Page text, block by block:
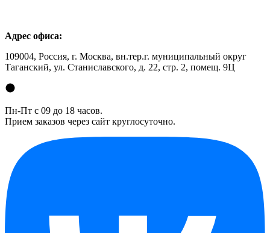
Адрес офиса:
109004, Россия, г. Москва, вн.тер.г. муниципальный округ
Таганский, ул. Станиславского, д. 22, стр. 2, помещ. 9Ц
Пн-Пт с 09 до 18 часов.
Прием заказов через сайт круглосуточно.